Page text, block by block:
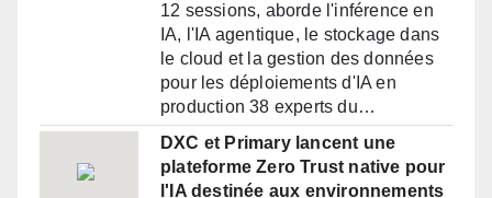
12 sessions, aborde l'inférence en
IA, l'IA agentique, le stockage dans
le cloud et la gestion des données
pour les déploiements d'IA en
production 38 experts du…
DXC et Primary lancent une
plateforme Zero Trust native pour
l'IA destinée aux environnements